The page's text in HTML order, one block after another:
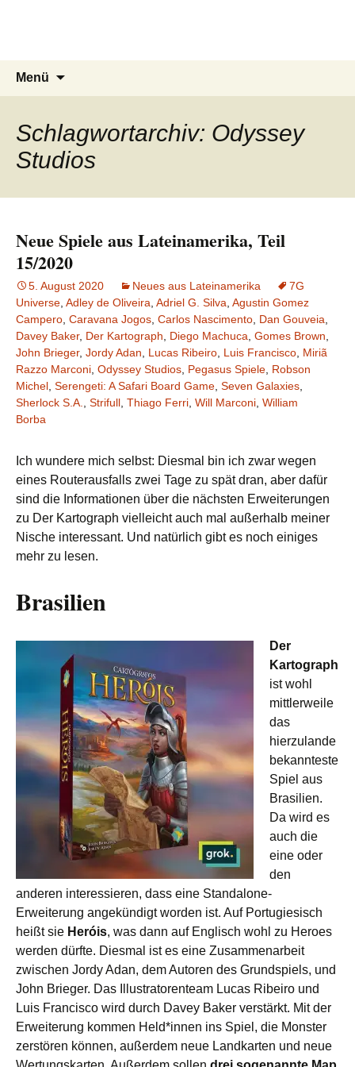
Menü
Schlagwortarchiv: Odyssey
Studios
Neue Spiele aus Lateinamerika, Teil
15/2020
5. August 2020 Neues aus Lateinamerika
7G
Universe Adley de Oliveira Adriel G. Silva Agustin Gomez
Campero Caravana Jogos Carlos Nascimento Dan Gouveia
Davey Baker, Der Kartograph Diego Machuca Gomes Brown
John Brieger, Jordy Adan Lucas Ribeiro Luis Francisco Miriã
Razzo Marconi Odyssey Studios Pegasus Spiele Robson
Michel Serengeti: A Safari Board Game Seven Galaxies
Sherlock S.A.
Strifull Thiago Ferri Will Marconi William
Borba
Ich wundere mich selbst: Diesmal bin ich zwar wegen
eines Routerausfalls zwei Tage zu spät dran, aber dafür
sind die Informationen über die nächsten Erweiterungen
zu Der Kartograph vielleicht auch mal außerhalb meiner
Nische interessant. Und natürlich gibt es noch einiges
mehr zu lesen.
Brasilien
Der
Kartograph
ist wohl
mittlerweile
das
hierzulande
bekannteste
Spiel aus
Brasilien.
Da wird es
auch die
eine oder
den
anderen interessieren, dass eine Standalone-
Erweiterung angekündigt worden ist. Auf Portugiesisch
heißt sie Heróis, was dann auf Englisch wohl zu Heroes
werden dürfte. Diesmal ist es eine Zusammenarbeit
zwischen Jordy Adan, dem Autoren des Grundspiels, und
John Brieger. Das Illustratorenteam Lucas Ribeiro und
Luis Francisco wird durch Davey Baker verstärkt. Mit der
Erweiterung kommen Held*innen ins Spiel, die Monster
zerstören können, außerdem neue Landkarten und neue